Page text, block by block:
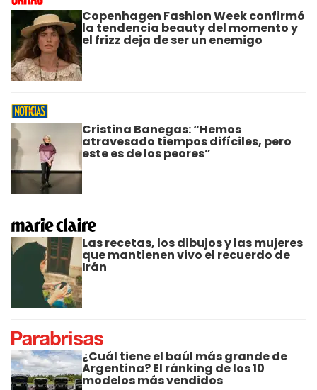
Copenhagen Fashion Week confirmó
la tendencia beauty del momento y
el frizz deja de ser un enemigo
Cristina Banegas: “Hemos
atravesado tiempos difíciles, pero
este es de los peores”
Las recetas, los dibujos y las mujeres
que mantienen vivo el recuerdo de
Irán
¿Cuál tiene el baúl más grande de
Argentina? El ránking de los 10
modelos más vendidos